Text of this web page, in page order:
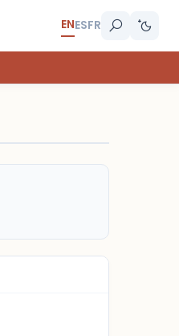
ENESFR